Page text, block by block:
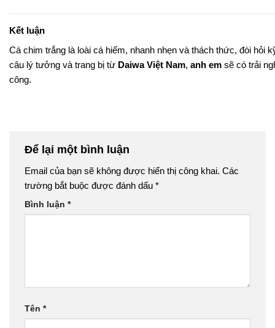
Kết luận
Cá chim trắng là loài cá hiếm, nhanh nhẹn và thách thức, đòi hỏi
câu lý tưởng và trang bị từ Daiwa Việt Nam, anh em sẽ có trải
công.
Để lại một bình luận
Email của bạn sẽ không được hiển thị công khai. Các
trường bắt buộc được đánh dấu *
Bình luận *
Tên *